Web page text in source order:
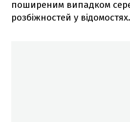
поширеним випадком
розбіжностей у відомостях.